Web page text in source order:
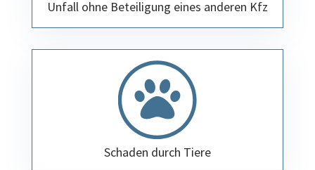
Unfall ohne Beteiligung eines anderen Kfz
Schaden durch Tiere